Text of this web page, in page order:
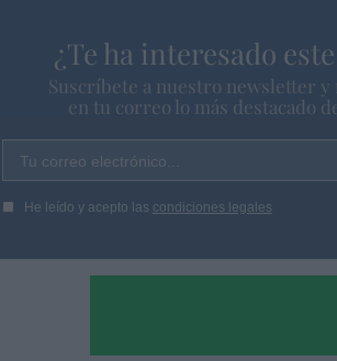
¿Te ha interesado
Suscríbete a nuestro newsletter y
en tu correo lo más destacado
Tu correo electrónico...
He leído y acepto las condiciones legales